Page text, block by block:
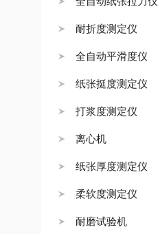
耐折度测定仪
全自动平滑度仪
纸张挺度测定仪
打浆度测定仪
离心机
纸张厚度测定仪
柔软度测定仪
耐磨试验机